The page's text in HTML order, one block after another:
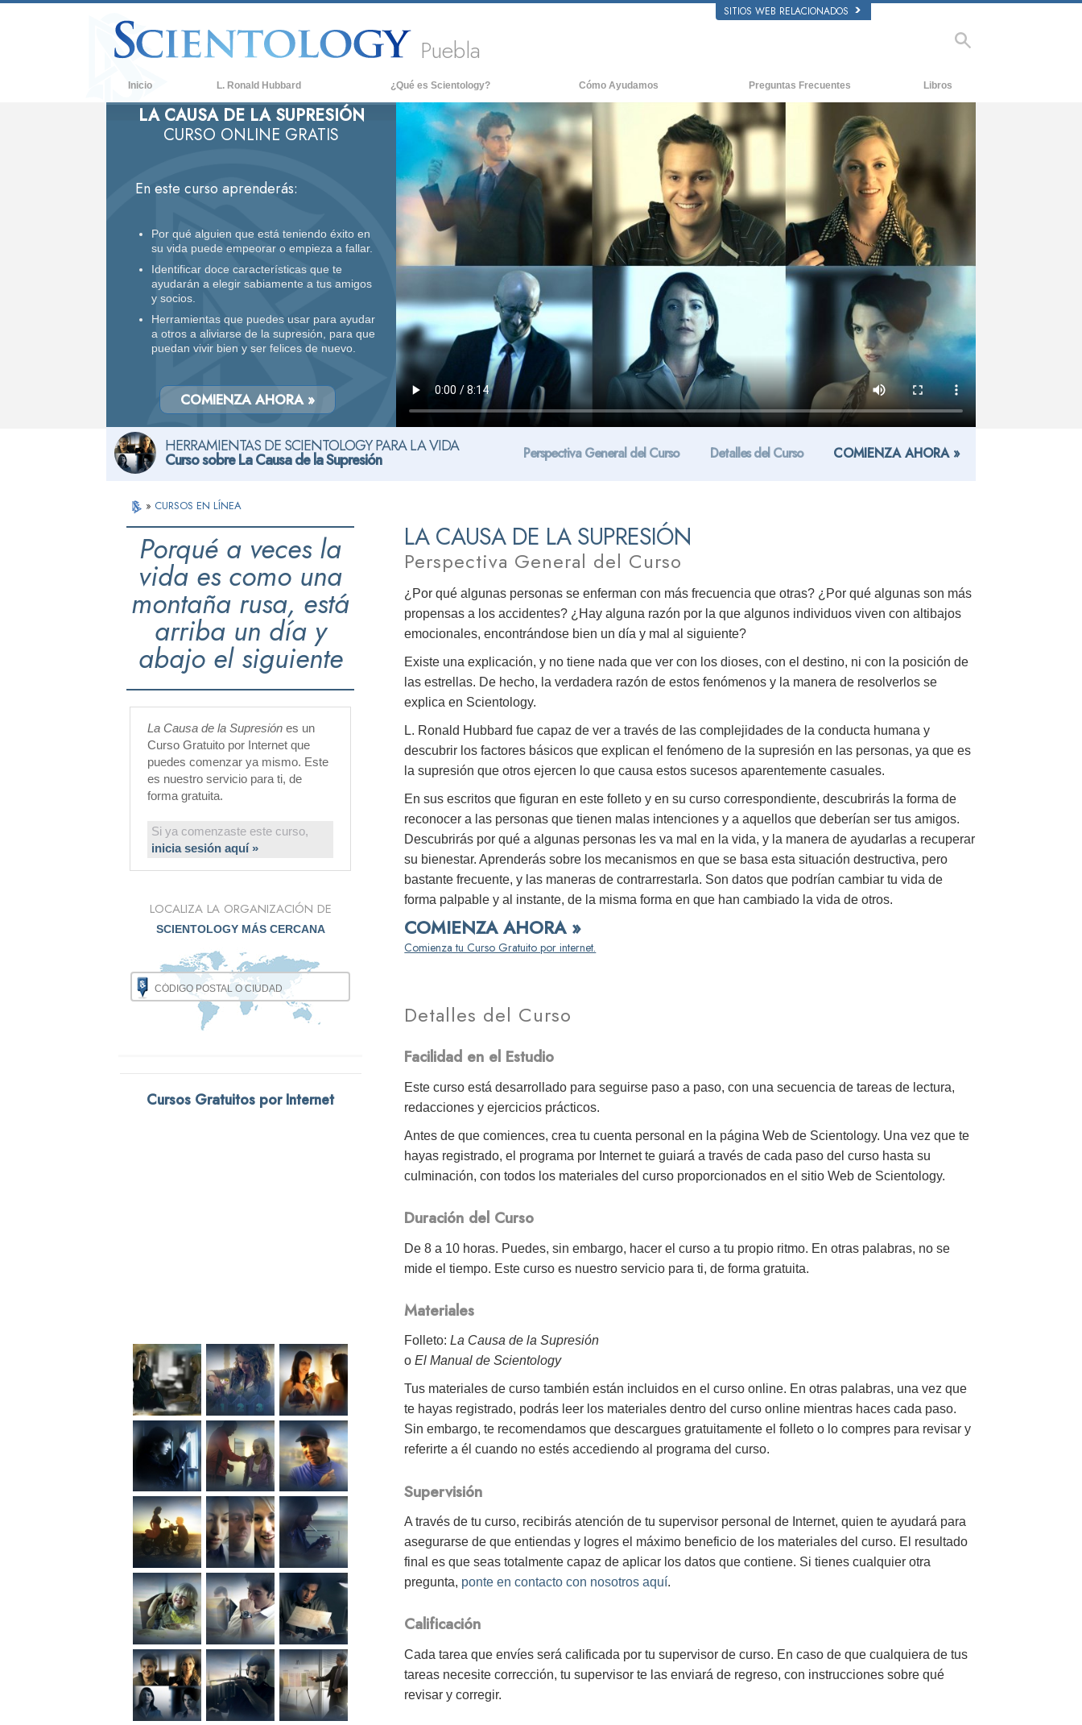
SITIOS WEB RELACIONADOS
Puebla
Inicio L. Ronald Hubbard ¿Qué es Scientology?
Creencias y Prácticas
Credos y Códigos de Scientology
Qué dicen los Scientologists acerca
de Scientology
Conoce a un Scientologist
Dentro de una Iglesia
Los Principios Básicos de Scientology
Una Introducción a Dianética
Amor y Odio: ¿Qué es Grandeza?
Cómo Ayudamos Preguntas Frecuentes
Antecedentes y principios básicos
Dentro de una Iglesia
La Organización de Scientology
Libros
Libros Iniciales
Audiolibros
Conferencias Introductorias
Películas
LA CAUSA DE LA SUPRESIÓN
CURSO ONLINE GRATIS
En este curso aprenderás:
Por qué alguien que está teniendo éxito en
su vida puede empeorar o empieza a fallar.
Identificar doce características que te
ayudarán a elegir sabiamente a tus amigos
y socios.
Herramientas que puedes usar para ayudar
a otros a aliviarse de la supresión, para que
puedan vivir bien y ser felices de nuevo.
COMIENZA AHORA »
HERRAMIENTAS DE SCIENTOLOGY PARA LA VIDA
Curso sobre La Causa de la Supresión Perspectiva General del Curso Detalles del Curso COMIENZA AHORA »
» CURSOS EN LÍNEA
LA CAUSA DE LA SUPRESIÓN
Perspectiva General del Curso
¿Por qué algunas personas se enferman con más frecuencia que otras? ¿Por qué algunas son más
propensas a los accidentes? ¿Hay alguna razón por la que algunos individuos viven con altibajos
emocionales, encontrándose bien un día y mal al siguiente?
Existe una explicación, y no tiene nada que ver con los dioses, con el destino, ni con la posición de
las estrellas. De hecho, la verdadera razón de estos fenómenos y la manera de resolverlos se
explica en Scientology.
L. Ronald Hubbard fue capaz de ver a través de las complejidades de la conducta humana y
descubrir los factores básicos que explican el fenómeno de la supresión en las personas, ya que es
la supresión que otros ejercen lo que causa estos sucesos aparentemente casuales.
En sus escritos que figuran en este folleto y en su curso correspondiente, descubrirás la forma de
reconocer a las personas que tienen malas intenciones y a aquellos que deberían ser tus amigos.
Descubrirás por qué a algunas personas les va mal en la vida, y la manera de ayudarlas a recuperar
su bienestar. Aprenderás sobre los mecanismos en que se basa esta situación destructiva, pero
bastante frecuente, y las maneras de contrarrestarla. Son datos que podrían cambiar tu vida de
forma palpable y al instante, de la misma forma en que han cambiado la vida de otros.
COMIENZA AHORA »
Comienza tu Curso Gratuito por internet.
Detalles del Curso
Facilidad en el Estudio
Este curso está desarrollado para seguirse paso a paso, con una secuencia de tareas de lectura,
redacciones y ejercicios prácticos.
Antes de que comiences, crea tu cuenta personal en la página Web de Scientology. Una vez que te
hayas registrado, el programa por Internet te guiará a través de cada paso del curso hasta su
culminación, con todos los materiales del curso proporcionados en el sitio Web de Scientology.
Duración del Curso
De 8 a 10 horas. Puedes, sin embargo, hacer el curso a tu propio ritmo. En otras palabras, no se
mide el tiempo. Este curso es nuestro servicio para ti, de forma gratuita.
Materiales
Folleto:La Causa de la Supresión
o El Manual de Scientology
Tus materiales de curso también están incluidos en el curso online. En otras palabras, una vez que
te hayas registrado, podrás leer los materiales dentro del curso online mientras haces cada paso.
Sin embargo, te recomendamos que descargues gratuitamente el folleto o lo compres para revisar y
referirte a él cuando no estés accediendo al programa del curso.
Supervisión
A través de tu curso, recibirás atención de tu supervisor personal de Internet, quien te ayudará para
asegurarse de que entiendas y logres el máximo beneficio de los materiales del curso. El resultado
final es que seas totalmente capaz de aplicar los datos que contiene. Si tienes cualquier otra
pregunta, ponte en contacto con nosotros aquí.
Calificación
Cada tarea que envíes será calificada por tu supervisor de curso. En caso de que cualquiera de tus
tareas necesite corrección, tu supervisor te las enviará de regreso, con instrucciones sobre qué
revisar y corregir.
Porqué a veces la
vida es como una
montaña rusa, está
arriba un día y
abajo el siguiente
La Causa de la Supresión es un
Curso Gratuito por Internet que
puedes comenzar ya mismo. Este
es nuestro servicio para ti, de
forma gratuita.
Si ya comenzaste este curso,
inicia sesión aquí »
LOCALIZA LA ORGANIZACIÓN DE
SCIENTOLOGY MÁS CERCANA
Cursos Gratuitos por Internet